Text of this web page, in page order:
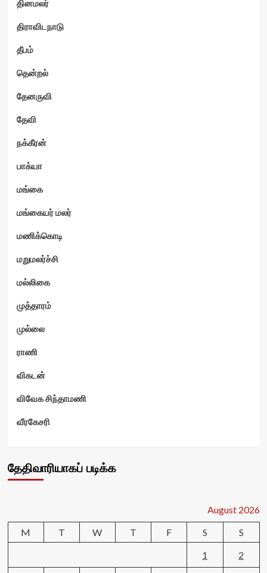
தினமலர்
திராவிடநாடு
தீபம்
தென்றல்
தேனருவி
தேவி
நக்கீரன்
பாக்யா
மங்கை
மங்கையர் மலர்
மணிக்கொடி
மறுமலர்ச்சி
மல்லிகை
முத்தாரம்
முல்லை
ராணி
விகடன்
விவேக சிந்தாமணி
வீரகேசரி
தேதிவாரியாகப் படிக்க
August 2026
M
T W T F S
S
1
2